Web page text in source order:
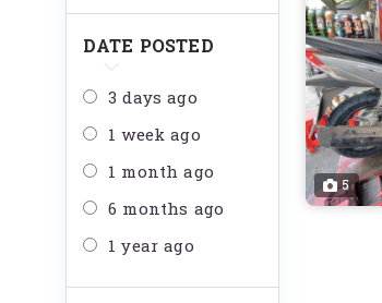
DATE POSTED
3 days ago
1 week ago
1 month ago
6 months ago
1 year ago
5